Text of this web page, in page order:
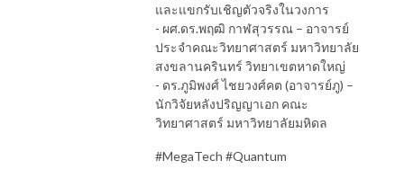
และแขกรับเชิญตัวจริงในวงการ
- ผศ.ดร.พฤฒิ กาฬสุวรรณ – อาจารย์
ประจำคณะวิทยาศาสตร์ มหาวิทยาลัย
สงขลานครินทร์ วิทยาเขตหาดใหญ่
- ดร.ภูมิพงศ์ ไชยวงศ์คต (อาจารย์ภู) –
นักวิจัยหลังปริญญาเอก คณะ
วิทยาศาสตร์ มหาวิทยาลัยมหิดล
#MegaTech #Quantum